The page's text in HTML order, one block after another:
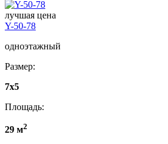
лучшая цена
Y-50-78
одноэтажный
Размер:
7x5
Площадь:
29 м2